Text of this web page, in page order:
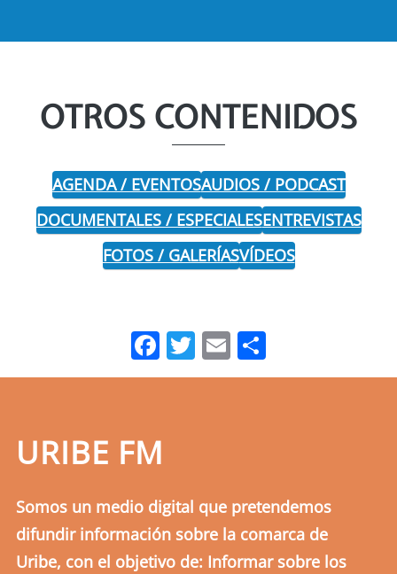
OTROS CONTENIDOS
AGENDA / EVENTOSAUDIOS / PODCAST
DOCUMENTALES / ESPECIALESENTREVISTAS
FOTOS / GALERÍASVÍDEOS
Facebook
Twitter
Email
URIBE FM
Somos un medio digital que pretendemos
difundir información sobre la comarca de
Uribe, con el objetivo de: Informar sobre los